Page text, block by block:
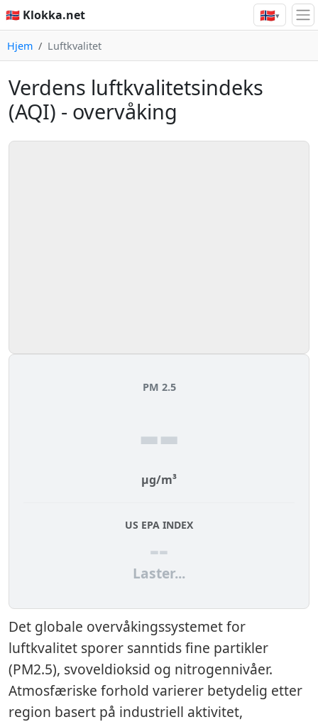
🇳🇴 Klokka.net 🇳🇴▾
Hjem Luftkvalitet
Verdens luftkvalitetsindeks
(AQI) - overvåking
PM 2.5
--
µg/m³
US EPA INDEX
--
Laster...
Det globale overvåkingssystemet for
luftkvalitet sporer sanntids fine partikler
(PM2.5), svoveldioksid og nitrogennivåer.
Atmosfæriske forhold varierer betydelig etter
region basert på industriell aktivitet,